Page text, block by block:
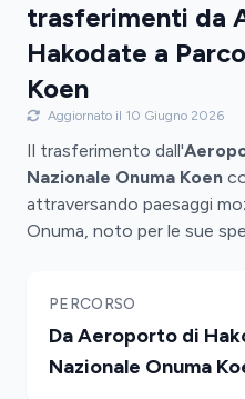
trasferimenti da
Hakodate a
Koen
Aggiornato il 10 Giugno 2026
Il trasferimento dall'
Nazionale Onuma Koen
attraversando paesaggi
Onuma, noto per le sue
PERCORSO
Da Aeroporto di
Nazionale Onuma